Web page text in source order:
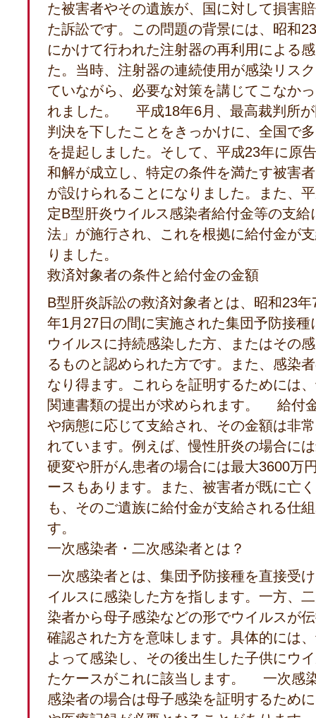
た被害者やその遺族が、国に対して損害
た訴訟です。この問題の背景には、昭和
にかけて行われた注射器の再利用による
た。当時、注射器の連続使用が感染リス
ていながら、必要な対策を講じてこなか
れました。 平成18年6月、最高裁判所が
判決を下したことをきっかけに、全国で
を提起しました。そして、平成23年に原
和解が成立し、特定の条件を満たす被害
が設けられることになりました。また、
定B型肝炎ウイルス感染者給付金等の支給
法」が施行され、これを根拠に給付金が
りました。
救済対象者の条件と給付金の金額
B型肝炎訴訟の救済対象者とは、昭和23
年1月27日の間に実施された集団予防接種
ウイルスに持続感染した方、またはその
るものと認められた方です。また、感染
なり得ます。これらを証明するためには
関連書類の提出が求められます。 給付
や病態に応じて支給され、その金額は非
れています。例えば、慢性肝炎の場合に
硬変や肝がん患者の場合には最大3600万
ースもあります。また、被害者が既に亡
も、そのご遺族に給付金が支給される仕
す。
一次感染者・二次感染者とは？
一次感染者とは、集団予防接種を直接受
イルスに感染した方を指します。一方、
染者から母子感染などの形でウイルスが
確認された方を意味します。具体的には
よって感染し、その後出生した子供にウ
たケースがこれに該当します。 一次感
感染者の場合は母子感染を証明するため